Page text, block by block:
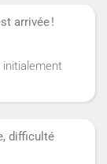
arrivée !
initialement
difficulté